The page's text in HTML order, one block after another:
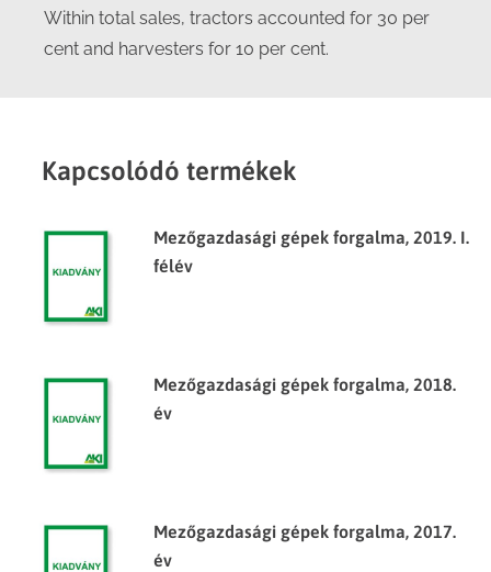
Within total sales, tractors accounted for 30 per
cent and harvesters for 10 per cent.
Kapcsolódó termékek
Mezőgazdasági gépek forgalma, 2019. I.
félév
Mezőgazdasági gépek forgalma, 2018.
év
Mezőgazdasági gépek forgalma, 2017.
év